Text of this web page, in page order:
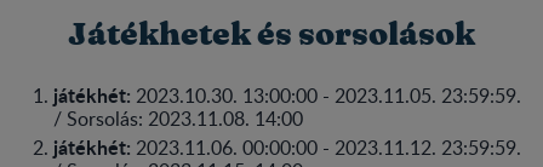
Játékhetek és sorsolások
játékhét: 2023.10.30. 13:00:00 - 2023.11.05. 23:59:59.
/ Sorsolás: 2023.11.08. 14:00
játékhét: 2023.11.06. 00:00:00 - 2023.11.12. 23:59:59.